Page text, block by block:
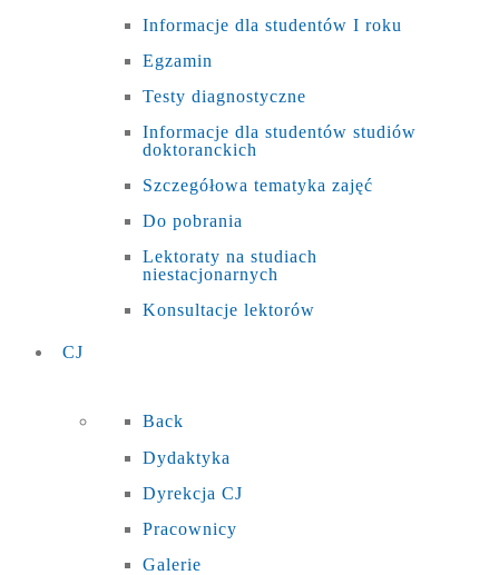
Informacje dla studentów I roku
Egzamin
Testy diagnostyczne
Informacje dla studentów studiów
doktoranckich
Szczegółowa tematyka zajęć
Do pobrania
Lektoraty na studiach
niestacjonarnych
Konsultacje lektorów
CJ
Back
Dydaktyka
Dyrekcja CJ
Pracownicy
Galerie